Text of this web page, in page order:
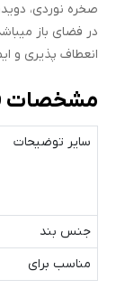
صخره نوردی،
در فضای باز
انعطاف پذیری و
مشخصات
سایر توضیحات
جنس بند
مناسب برای